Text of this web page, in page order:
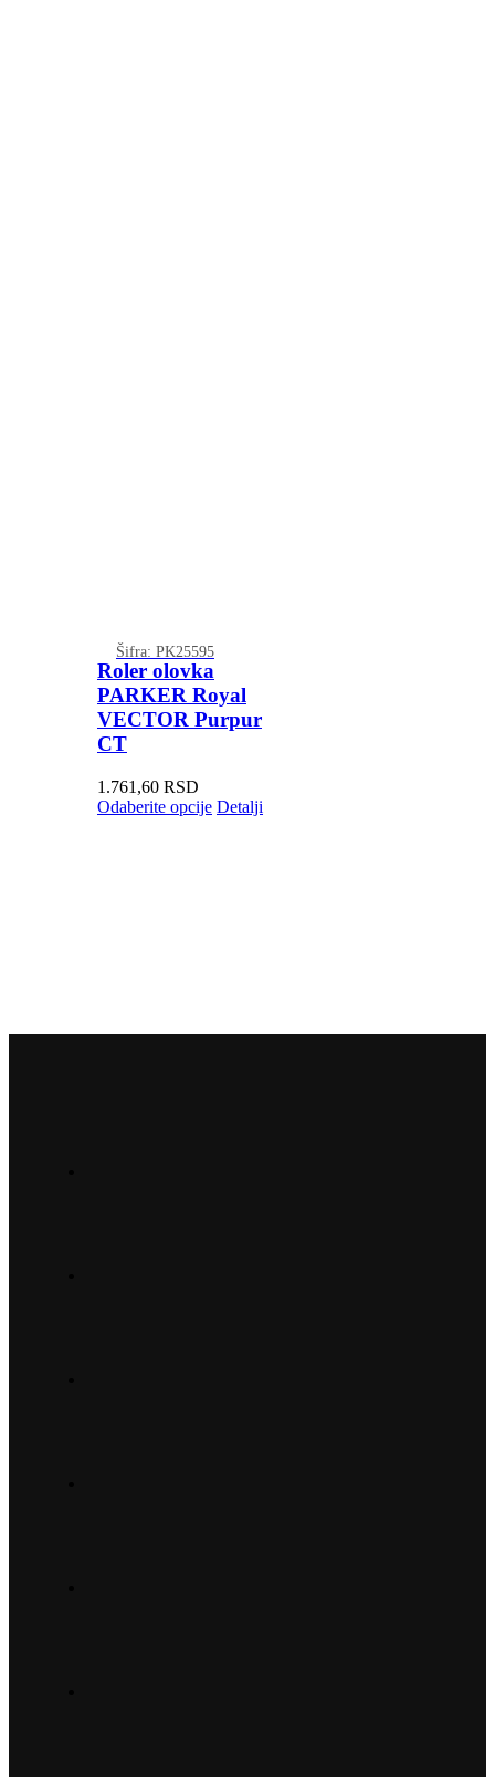
Šifra: PK25595
Roler olovka
PARKER Royal
VECTOR Purpur
CT
1.761,60 RSD
Odaberite opcije Detalji